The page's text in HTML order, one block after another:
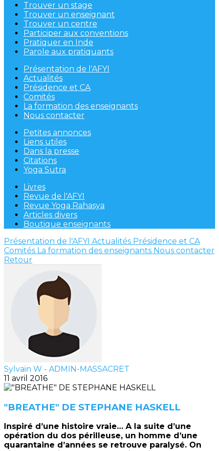
Trouver un stage
Trouver un enseignant
Trouver un centre
Participer aux conventions
Pratiquer en Inde
Parole aux pratiquants
Présentation de l'AFYI
Actualités
Présidence et CA
Comités
La formation des enseignants
Nous contacter
Petites annonces
Liens utiles
Dans la presse
Citations
Yoga Sutra
Livres
Revue de l'AFYI
Revue Yoga Rahasya
Articles divers
Boutique enseignants
Présentation de l'AFYI Actualités Présidence et CA
Comités La formation des enseignants Nous contacter
Retour
Sylvain W - ADMIN-MASSACRET
11 avril 2016
"BREATHE" DE STEPHANE HASKELL
Inspiré d’une histoire vraie… A la suite d’une
opération du dos périlleuse, un homme d’une
quarantaine d’années se retrouve paralysé. On